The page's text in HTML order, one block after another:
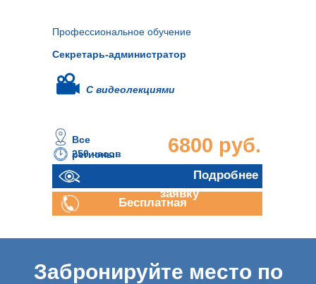
Профессиональное обучение
250 часов 6800 руб.
Отправить
заявку
Все
регионы
Подробнее
Бесплатная
Секретарь-администратор
С видеолекциями
Забронируйте место по